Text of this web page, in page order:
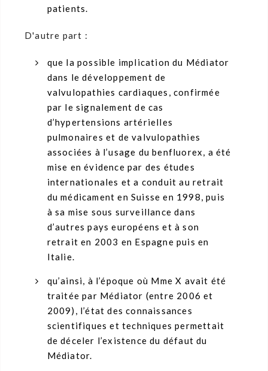
patients.
D'autre part :
que la possible implication du Médiator
dans le développement de
valvulopathies cardiaques, confirmée
par le signalement de cas
d’hypertensions artérielles
pulmonaires et de valvulopathies
associées à l’usage du benfluorex, a été
mise en évidence par des études
internationales et a conduit au retrait
du médicament en Suisse en 1998, puis
à sa mise sous surveillance dans
d’autres pays européens et à son
retrait en 2003 en Espagne puis en
Italie.
qu’ainsi, à l’époque où Mme X avait été
traitée par Médiator (entre 2006 et
2009), l’état des connaissances
scientifiques et techniques permettait
de déceler l’existence du défaut du
Médiator.